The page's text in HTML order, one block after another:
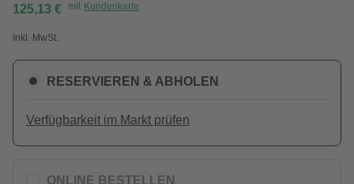
125,13 € mit Kundenkarte
Inkl. MwSt.
RESERVIEREN & ABHOLEN
Verfügbarkeit im Markt prüfen
ONLINE BESTELLEN